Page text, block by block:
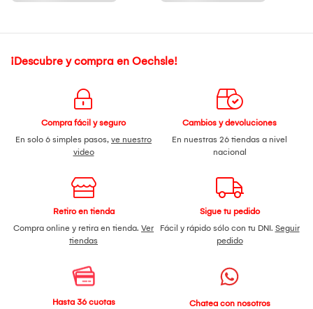
¡Descubre y compra en Oechsle!
Compra fácil y seguro
En solo 6 simples pasos, ve nuestro
video
Cambios y devoluciones
En nuestras 26 tiendas a nivel
nacional
Retiro en tienda
Compra online y retira en tienda. Ver
tiendas
Sigue tu pedido
Fácil y rápido sólo con tu DNI. Seguir
pedido
Hasta 36 cuotas
Chatea con nosotros